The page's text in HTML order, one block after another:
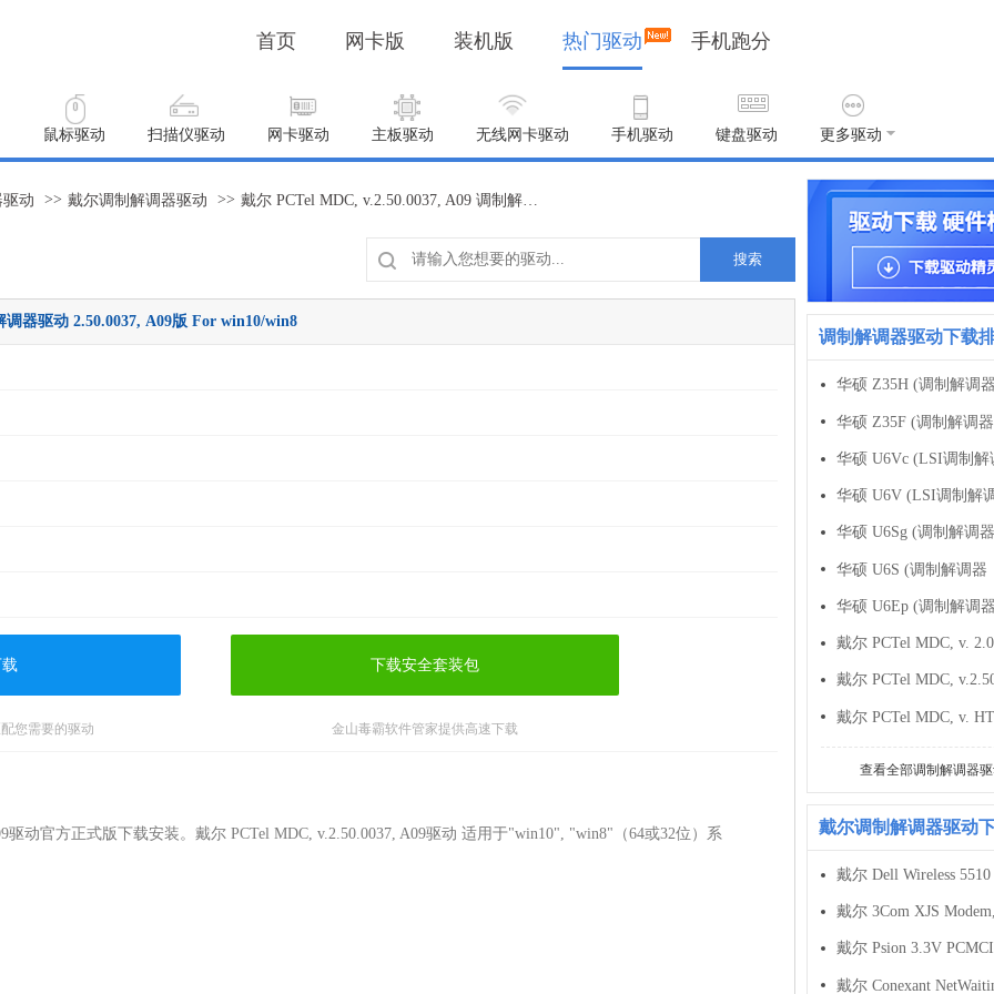
首页 网卡版 装机版 热门驱动 手机跑分
鼠标驱动 扫描仪驱动 网卡驱动 主板驱动 无线网卡驱动 手机驱动 键盘驱动 更多驱动
动 >> 戴尔调制解调器驱动 >> 戴尔 PCTel MDC, v.2.50.0037, A09 调制解调器驱动 2.50.0037, A09版 For win10/win8
搜索
器驱动 2.50.0037, A09版 For win10/win8
您需要的驱动
下载安全套装包
金山毒霸软件管家提供高速下载
驱动官方正式版下载安装。戴尔 PCTel MDC, v.2.50.0037, A09驱动 适用于"win10", "win8"（64或32位）系
调制解调器驱动下载
华硕 Z35H (调制解调
华硕 Z35F (调制解调器
华硕 U6Vc (LSI调制解
华硕 U6V (LSI调制解
华硕 U6Sg (调制解调器
华硕 U6S (调制解调器
华硕 U6Ep (调制解调
查看全部调制解调器
戴尔调制解调器驱动
戴尔 Dell Wireless 5510